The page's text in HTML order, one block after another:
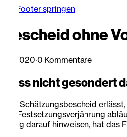
Zum Footer springen
ohne
2020·0 Kommentare
muss nicht
einen Schätzungsbescheid
die Festsetzungsverjährung
darauf hinweisen, hat